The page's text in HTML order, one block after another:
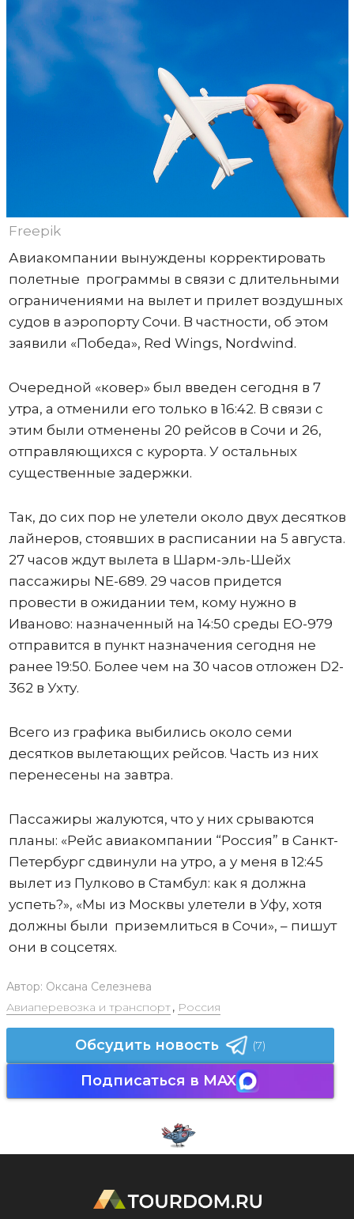
Freepik
Авиакомпании вынуждены корректировать
полетные программы в связи с длительными
ограничениями на вылет и прилет воздушных
судов в аэропорту Сочи. В частности, об этом
заявили «Победа», Red Wings, Nordwind.
Очередной «ковер» был введен сегодня в 7
утра, а отменили его только в 16:42. В связи с
этим были отменены 20 рейсов в Сочи и 26,
отправляющихся с курорта. У остальных
существенные задержки.
Так, до сих пор не улетели около двух десятков
лайнеров, стоявших в расписании на 5 августа.
27 часов ждут вылета в Шарм-эль-Шейх
пассажиры NE-689. 29 часов придется
провести в ожидании тем, кому нужно в
Иваново: назначенный на 14:50 среды ЕО-979
отправится в пункт назначения сегодня не
ранее 19:50. Более чем на 30 часов отложен D2-
362 в Ухту.
Всего из графика выбились около семи
десятков вылетающих рейсов. Часть из них
перенесены на завтра.
Пассажиры жалуются, что у них срываются
планы: «Рейс авиакомпании “Россия” в Санкт-
Петербург сдвинули на утро, а у меня в 12:45
вылет из Пулково в Стамбул: как я должна
успеть?», «Мы из Москвы улетели в Уфу, хотя
должны были приземлиться в Сочи», – пишут
они в соцсетях.
Автор: Оксана Селезнева
Авиаперевозка и транспорт, Россия
Обсудить новость (7)
Подписаться в MAX